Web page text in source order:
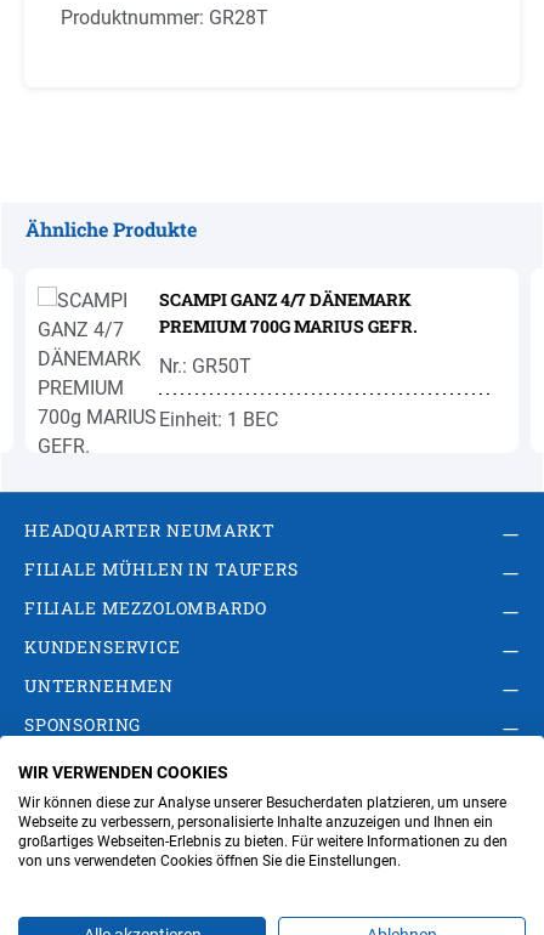
Produktnummer: GR28T
Ähnliche Produkte
SCAMPI GANZ 4/7 DÄNEMARK
PREMIUM 700G MARIUS GEFR.
Nr.: GR50T
Einheit: 1 BEC
HEADQUARTER NEUMARKT
FILIALE MÜHLEN IN TAUFERS
FILIALE MEZZOLOMBARDO
KUNDENSERVICE
UNTERNEHMEN
SPONSORING
AGB Privacy Policy
Impressum
Cookie-Einstellungen ändern
Verwaltung
WIR VERWENDEN COOKIES
Wir können diese zur Analyse unserer Besucherdaten platzieren, um unsere
Webseite zu verbessern, personalisierte Inhalte anzuzeigen und Ihnen ein
großartiges Webseiten-Erlebnis zu bieten. Für weitere Informationen zu den
von uns verwendeten Cookies öffnen Sie die Einstellungen.